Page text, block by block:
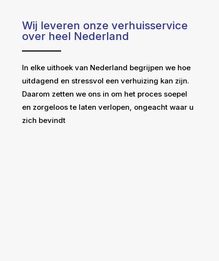
Wij leveren onze verhuisservice
over heel Nederland
In elke uithoek van Nederland begrijpen we hoe
uitdagend en stressvol een verhuizing kan zijn.
Daarom zetten we ons in om het proces soepel
en zorgeloos te laten verlopen, ongeacht waar u
zich bevindt